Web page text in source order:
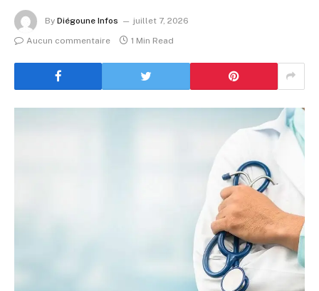
By Diégoune Infos
juillet 7, 2026
Aucun commentaire
1 Min Read